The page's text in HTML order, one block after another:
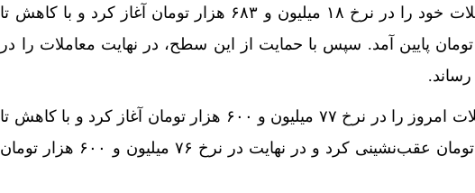
اپل احتمالا در کنار آیفون ۱۸ پرو رونمایی می‌شود
هر گرم طلای ۱۸ عیار معاملات خود را در نرخ ۱۸ میلیون و ۶۸۳ هزار تومان آغاز کرد و با کاهش تا
میلیون و ۶۰۰ هزار تومان پایین آمد. سپس با حمایت از این سطح، در نهایت معاملات را در
رساند.
قیمت طلای آبشده نیز معاملات امروز را در نرخ ۷۷ میلیون و ۶۰۰ هزار تومان آغاز کرد و با کاهش تا
نرخ ۷۶ میلیون و ۲۴۰ هزار تومان عقب‌نشینی کرد و در نهایت در نرخ ۷۶ میلیون و ۶۰۰ هزار تومان